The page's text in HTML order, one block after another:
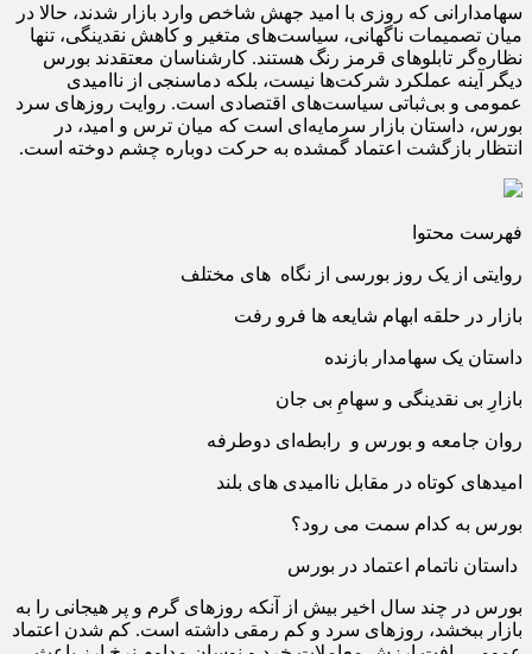
سهامدارانی که روزی با امید جهش شاخص وارد بازار شدند، حالا در
میان تصمیمات ناگهانی، سیاست‌های متغیر و کاهش نقدینگی، تنها
نظاره‌گر تابلوهای قرمز رنگ هستند. کارشناسان معتقدند بورس
دیگر آینه‌ عملکرد شرکت‌ها نیست، بلکه دماسنجی از ناامیدی
عمومی و بی‌ثباتی سیاست‌های اقتصادی است. روایت روزهای سرد
بورس، داستان بازار سرمایه‌ای است که میان ترس و امید، در
انتظار بازگشت اعتماد گمشده به حرکت دوباره چشم دوخته است.
فهرست محتوا
روایتی از یک روز بورسی از نگاه های مختلف
بازار در حلقه ابهام شایعه ها فرو رفت
داستان یک سهامدار بازنده
بازارِ بی‌ نقدینگی و سهامِ بی‌ جان
روان جامعه و بورس و رابطه‌ای دوطرفه
امیدهای کوتاه در مقابل ناامیدی‌ های بلند
بورس به کدام سمت می‌ رود؟
داستان ناتمام اعتماد در بورس
بورس در چند سال اخیر بیش از آنکه روزهای گرم و پر هیجانی را به
بازار ببخشد، روزهای سرد و کم رمقی داشته است. کم شدن اعتماد